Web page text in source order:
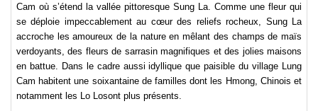
Cam où s’étend la vallée pittoresque Sung La. Comme une fleur qui
se déploie impeccablement au cœur des reliefs rocheux, Sung La
accroche les amoureux de la nature en mêlant des champs de maïs
verdoyants, des fleurs de sarrasin magnifiques et des jolies maisons
en battue. Dans le cadre aussi idyllique que paisible du village Lung
Cam habitent une soixantaine de familles dont les Hmong, Chinois et
notamment les Lo Losont plus présents.